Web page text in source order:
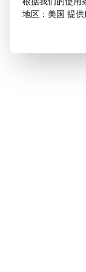
地区：美国 提供